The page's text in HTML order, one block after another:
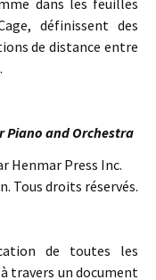
dans les feuilles
définissent des
de distance entre
Piano and Orchestra
Henmar Press Inc.
Tous droits réservés.
de toutes les
travers un document